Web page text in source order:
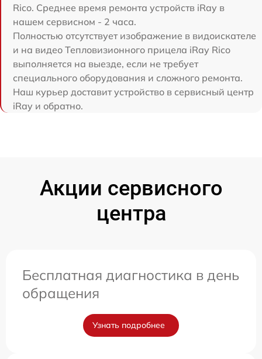
Rico. Среднее время ремонта устройств iRay в
нашем сервисном - 2 часа.
Полностью отсутствует изображение в видоискателе
и на видео Тепловизионного прицела iRay Rico
выполняется на выезде, если не требует
специального оборудования и сложного ремонта.
Наш курьер доставит устройство в сервисный центр
iRay и обратно.
Акции сервисного
центра
Бесплатная диагностика в день
обращения
Узнать подробнее